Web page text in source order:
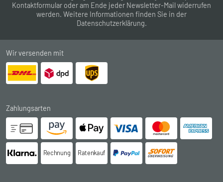
Kontaktformular oder am Ende jeder Newsletter-Mail widerrufen
werden. Weitere Informationen finden Sie in der
Datenschutzerklärung.
Wir versenden mit
Zahlungsarten
Rechnung Ratenkauf